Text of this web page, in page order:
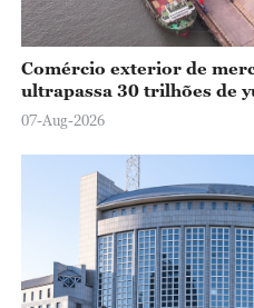
Comércio exterior de
ultrapassa 30 trilhões de
07-Aug-2026